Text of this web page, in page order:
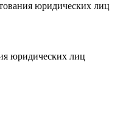
юридических лиц
юридических лиц